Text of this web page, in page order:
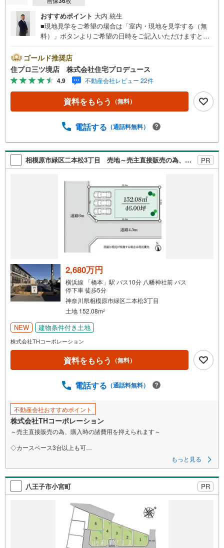
おすすめポイント 大内 統生
■現地見学をご希望の場合は「室内・現地を見学する（無
料）」ボタンよりご希望の日時をご記入いただけますとス
泉区・戸塚区・保土ケ谷区・大和市の不動産売買専門会社
です！ 最新物件情報や当社限定の物件情報も多数ご用意！
お気軽にお問合せ下さい!! -------------- 弊社独自の住宅ローン
提案システム 弊社ではファイナンシャル専門スタッフによ
る【丁寧な資金アドバイス】【ファイナンシャルプラン提
案書の作成】を随時行っております。意外に知らないお客
加入できる無料の生命保険】【13年間もらえる、国からの
後から始まる【住宅ローン返済】65歳以上から必要になる
【老後の費用負担】住宅探しの【このタイミング】で不安
な部分を明確にしていきませんか？？ --------------
ゴールド推奨店
住プロ三ツ境店 株式会社住宅プロデュース
4.9 不動産会社レビュー 22件
資料をもらう （無料）
電話する （通話料無料）
相模原市緑区二本松3丁目 売地～売主直接販売の為、購入時の諸費用を抑えられます～ PR
2,680万円
横浜線 「橋本」駅 バス10分 八幡神社前 バス
停下車 徒歩5分
神奈川県相模原市緑区二本松3丁目
土地 152.08m2
NEW 建物条件付き土地
株式会社THコーポレーション
資料をもらう （無料）
電話する （通話料無料）
不動産会社おすすめポイント
株式会社THコーポレーション
～売主直接販売の為、購入時の諸費用を抑えられます～
◇カースペース3台以上も可
◇建築条件外し可能！理想を叶える自由設計
もっと見る
八王子市小宮町 PR